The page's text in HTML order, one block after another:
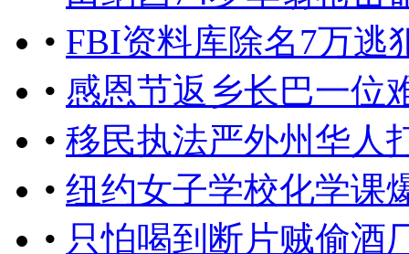
• FBI资料库除名7万逃
• 感恩节返乡长巴一位
• 移民执法严外州华人
• 纽约女子学校化学课
• 只怕喝到断片贼偷酒